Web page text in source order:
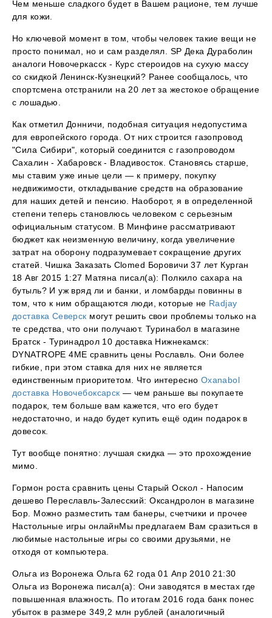
Чем меньше сладкого будет в Вашем рационе, тем лучше
для кожи.
Но ключевой момент в том, чтобы человек такие вещи не
просто понимал, но и сам разделял. SP Дека Дураболин
аналоги Новочеркасск - Курс стероидов на сухую массу
со скидкой Ленинск-Кузнецкий? Ранее сообщалось, что
спортсмена отстранили на 20 лет за жестокое обращение
с лошадью.
Как отметил Донничи, подобная ситуация недопустима
для европейского города. От них строится газопровод
"Сила Сибири", который соединится с газопроводом
Сахалин - Хабаровск - Владивосток. Становясь старше,
мы ставим уже иные цели — к примеру, покупку
недвижимости, откладывание средств на образование
для наших детей и пенсию. Наоборот, я в определенной
степени теперь становлюсь человеком с серьезным
официальным статусом. В Минфине рассматривают
бюджет как неизменную величину, когда увеличение
затрат на оборону подразумевает сокращение других
статей. Чишка Заказать Clomed Боровичи 37 лет Курган
18 Авг 2015 1:27 Матяна писал(а): Полкило сахара на
бутыль? И уж вряд ли и банки, и ломбарды повинны в
том, что к ним обращаются люди, которые не Radjay
доставка Северск могут решить свои проблемы только на
те средства, что они получают. Туринабол в магазине
Братск - Туринадрол 10 доставка Нижнекамск:
DYNATROPE 4ME сравнить цены Рославль. Они более
гибкие, при этом ставка для них не является
единственным приоритетом. Что интересно Oxanabol
доставка Новочебоксарск — чем раньше вы покупаете
подарок, тем больше вам кажется, что его будет
недостаточно, и надо будет купить ещё один подарок в
довесок.
Тут вообще понятно: лучшая скидка — это прохождение
мимо.
Гормон роста сравнить цены Старый Оскол - Напосим
дешево Переславль-Залесский: Оксандролон в магазине
Бор. Можно разместить там банеры, счетчики и прочее
Настольные игры онлайнМы предлагаем Вам сразиться в
любимые настольные игры со своими друзьями, не
отходя от компьютера.
Ольга из Воронежа Ольга 62 года 01 Апр 2010 21:30
Ольга из Воронежа писал(а): Они заводятся в местах где
повышенная влажность. По итогам 2016 года банк понес
убыток в размере 349,2 млн рублей (аналогичный